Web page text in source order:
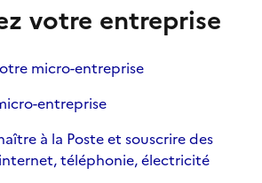
votre entreprise
micro-entreprise
entreprise
à la Poste et souscrire des
téléphonie, électricité